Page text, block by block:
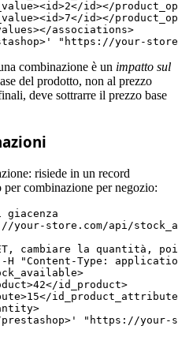
id></
id></
associations>
"https://your-
combinazione è un impatto sul
del prodotto, non al prezzo
deve sottrarre il prezzo base
risiede in un record
per combinazione per negozio:
your-store.com/api/
cambiare la quantità,
H
"Content-Type:
id_product>
"https://your-